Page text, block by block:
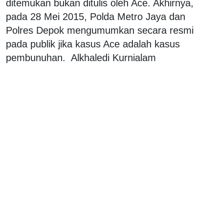
ditemukan bukan ditulis oleh Ace. Akhirnya,
pada 28 Mei 2015, Polda Metro Jaya dan
Polres Depok mengumumkan secara resmi
pada publik jika kasus Ace adalah kasus
pembunuhan. Alkhaledi Kurnialam